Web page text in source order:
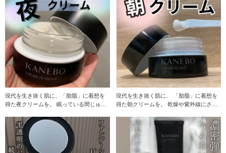
現代を生き抜く肌に、「胎脂」に着想を
得た夜クリームを。 眠っている間じゅう
現代を生き抜く肌に、 「胎脂」に着想を
得た朝クリームを。 乾燥や紫外線にさら